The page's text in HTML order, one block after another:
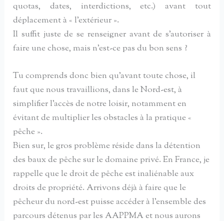
quotas, dates, interdictions, etc.) avant tout
déplacement à « l’extérieur ».
Il suffit juste de se renseigner avant de s’autoriser à
faire une chose, mais n’est-ce pas du bon sens ?
Tu comprends donc bien qu’avant toute chose, il
faut que nous travaillions, dans le Nord-est, à
simplifier l’accès de notre loisir, notamment en
évitant de multiplier les obstacles à la pratique «
pêche ».
Bien sur, le gros problème réside dans la détention
des baux de pêche sur le domaine privé. En France, je
rappelle que le droit de pêche est inaliénable aux
droits de propriété. Arrivons déjà à faire que le
pêcheur du nord-est puisse accéder à l’ensemble des
parcours détenus par les AAPPMA et nous aurons